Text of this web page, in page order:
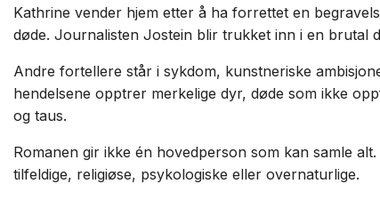
Kathrine vender hjem etter å ha forrettet en
døde. Journalisten Jostein blir trukket inn i en brutal
Andre fortellere står i sykdom, kunstneriske
hendelsene opptrer merkelige dyr, døde som ikke
og taus.
Romanen gir ikke én hovedperson som kan samle
tilfeldige, religiøse, psykologiske eller overnaturlige.